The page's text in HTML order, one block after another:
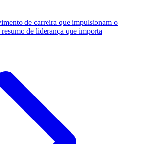
de carreira que impulsionam o
de liderança que importa